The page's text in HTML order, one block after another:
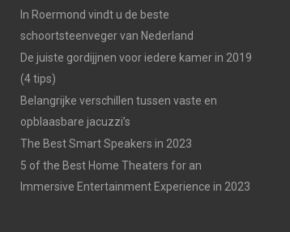
In Roermond vindt u de beste
schoortsteenveger van Nederland
De juiste gordijjnen voor iedere kamer in 2019
(4 tips)
Belangrijke verschillen tussen vaste en
opblaasbare jacuzzi’s
The Best Smart Speakers in 2023
5 of the Best Home Theaters for an
Immersive Entertainment Experience in 2023